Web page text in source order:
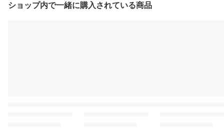
ショップ内で一緒に購入されている商品